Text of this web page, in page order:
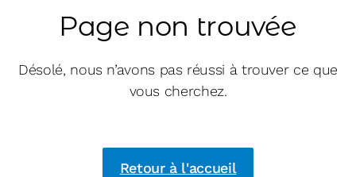
Page non trouvée
Désolé, nous n’avons pas réussi à trouver ce que
vous cherchez.
Retour à l'accueil